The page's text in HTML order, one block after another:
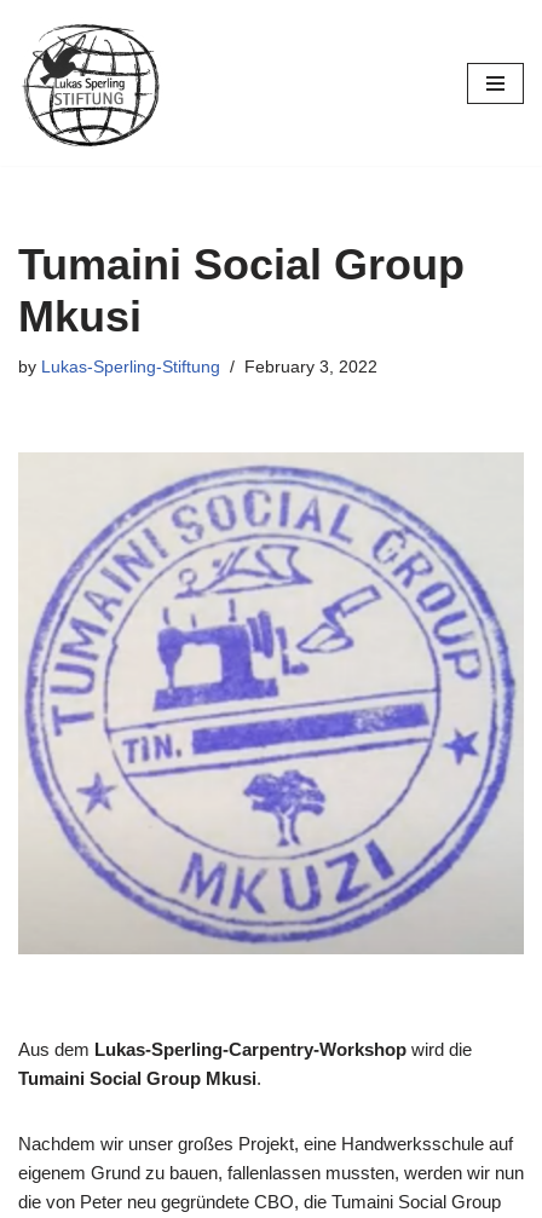
Skip
to
content
Tumaini Social Group
Mkusi
by Lukas-Sperling-Stiftung February 3, 2022
Aus dem Lukas-Sperling-Carpentry-Workshop wird die
Tumaini Social Group Mkusi.
Nachdem wir unser großes Projekt, eine Handwerksschule auf
eigenem Grund zu bauen, fallenlassen mussten, werden wir nun
die von Peter neu gegründete CBO, die Tumaini Social Group